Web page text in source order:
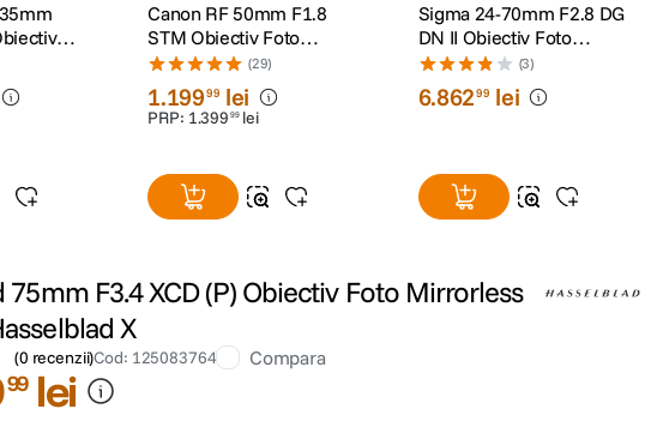
Canon RF 50mm F1.8
STM Obiectiv Foto
Mirrorless
(29)
1.19999 lei
PRP: 1.399 99 lei
Sigma 24-70mm F2.8 DG
DN II Obiectiv Foto
Mirrorless Montura Sony
E
(3)
6.86299 lei
75mm F3.4 XCD (P) Obiectiv Foto Mirrorless
X
(0 recenzii)Cod: 125083764 Compara
99 lei